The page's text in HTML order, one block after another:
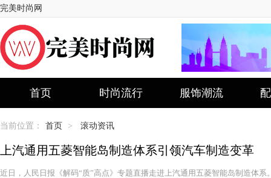
完美时尚网
首页 时尚流行 服饰潮流
当前位置： 首页 > 滚动资讯
上汽通用五菱智能岛制造体系引领汽车制造变革
近日，人民日报《解码“质”高点》专题直播走进上汽通用五菱智能岛制造体